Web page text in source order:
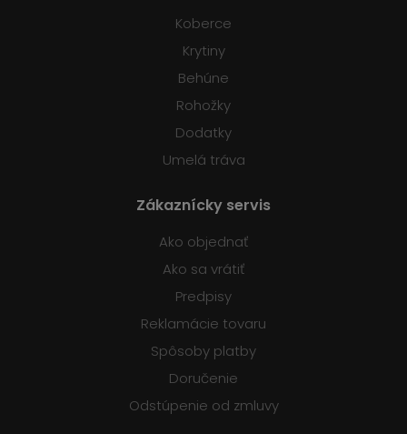
Koberce
Krytiny
Behúne
Rohožky
Dodatky
Umelá tráva
Zákaznícky servis
Ako objednať
Ako sa vrátiť
Predpisy
Reklamácie tovaru
Spôsoby platby
Doručenie
Odstúpenie od zmluvy